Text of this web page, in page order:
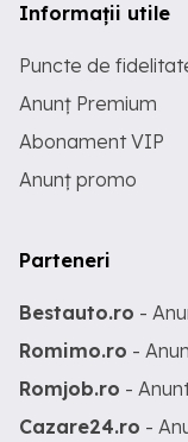
Informații utile
Puncte de
Anunț Premium
Abonament VIP
Anunț promo
Parteneri
Bestauto.ro -
Romimo.ro -
Romjob.ro -
Cazare24.ro -